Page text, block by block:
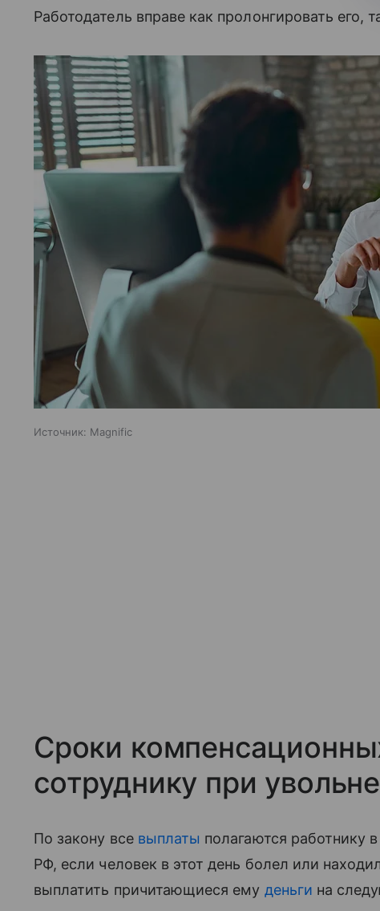
Работодатель вправе как пролонгировать его,
Источник: Magnific
Сроки
сотруднику при
По закону все выплаты полагаются работнику
РФ, если человек в этот день болел или
выплатить причитающиеся ему деньги на